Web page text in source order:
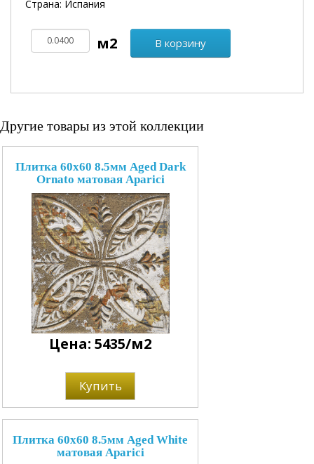
Страна: Испания
В корзину
Другие товары из этой коллекции
Плитка 60x60 8.5мм Aged Dark
Ornato матовая Aparici
Цена: 5435/м2
Купить
Плитка 60x60 8.5мм Aged White
матовая Aparici